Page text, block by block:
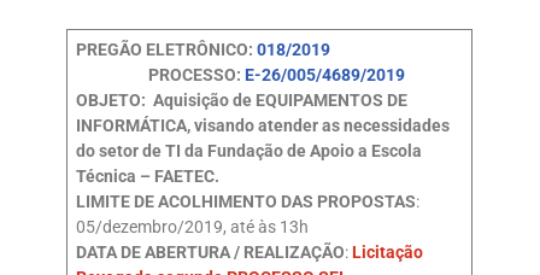
PREGÃO ELETRÔNICO: 018/2019
PROCESSO: E-26/005/4689/2019
OBJETO: Aquisição de EQUIPAMENTOS DE
INFORMÁTICA, visando atender as necessidades
do setor de TI da Fundação de Apoio a Escola
Técnica – FAETEC.
LIMITE DE ACOLHIMENTO DAS PROPOSTAS:
05/dezembro/2019, até às 13h
DATA DE ABERTURA / REALIZAÇÃO:Licitação